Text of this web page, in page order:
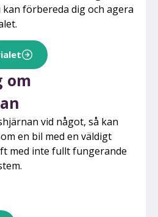
förbereda dig och agera
om
vid något, så kan
en bil med en väldigt
med inte fullt fungerande